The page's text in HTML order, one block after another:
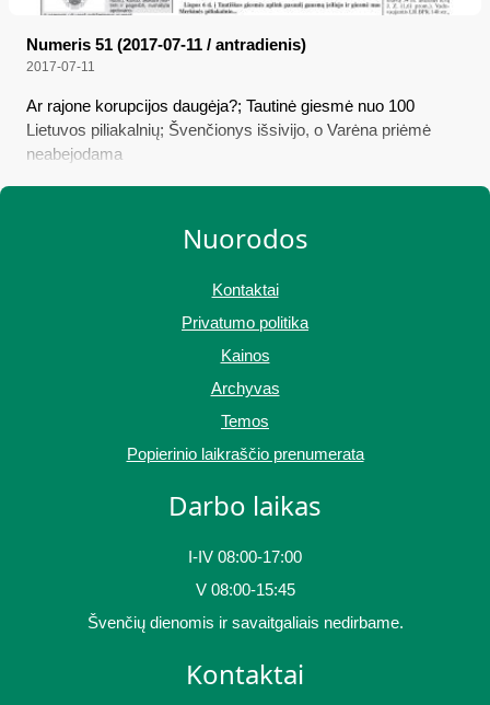
Numeris 51 (2017-07-11 / antradienis)
2017-07-11
Ar rajone korupcijos daugėja?; Tautinė giesmė nuo 100
Lietuvos piliakalnių; Švenčionys išsivijo, o Varėna priėmė
neabejodama
Nuorodos
Kontaktai
Privatumo politika
Kainos
Archyvas
Temos
Popierinio laikraščio prenumerata
Darbo laikas
I-IV 08:00-17:00
V 08:00-15:45
Švenčių dienomis ir savaitgaliais nedirbame.
Kontaktai